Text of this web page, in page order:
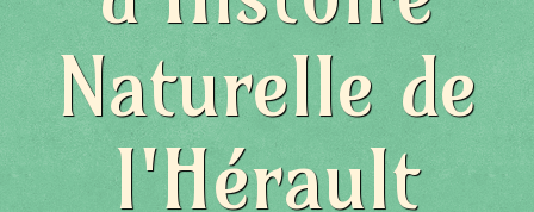
Naturelle de
l'Hérault